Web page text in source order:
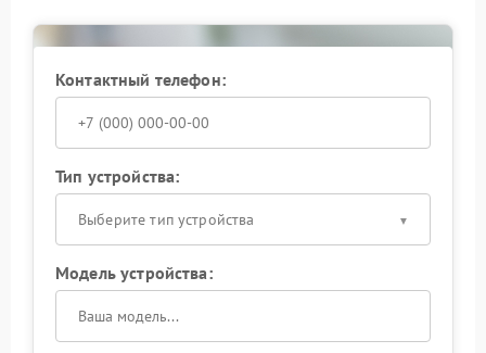
Контактный телефон:
Тип устройства:
Выберите тип устройства
Модель устройства: